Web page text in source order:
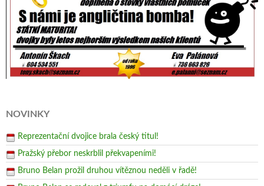
NOVINKY
Reprezentační dvojice brala český titul!
Pražský přebor neskrblil překvapeními!
Bruno Belan prožil druhou vítěznou neděli v řadě!